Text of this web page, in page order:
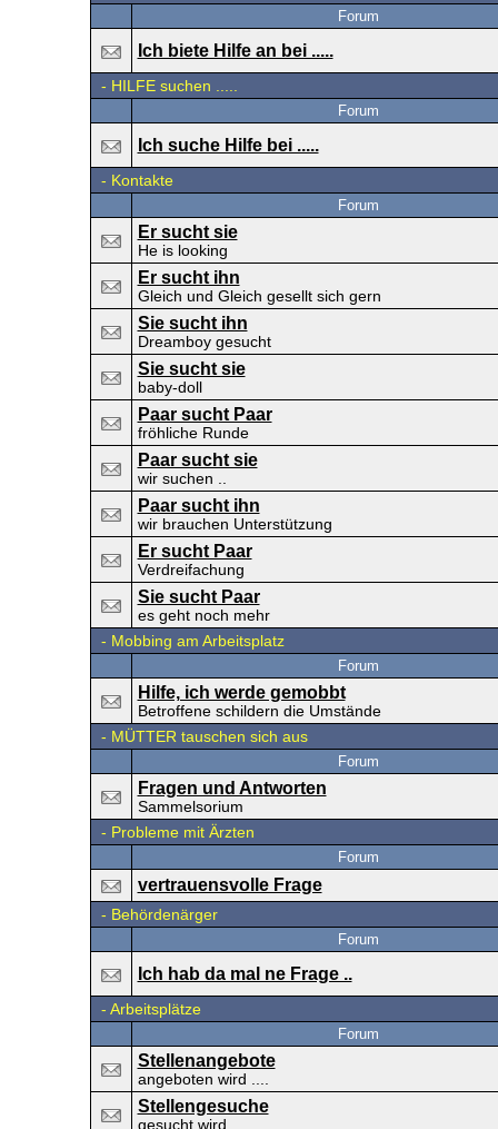
Forum
Ich biete Hilfe an bei .....
- HILFE suchen .....
Forum
Ich suche Hilfe bei .....
- Kontakte
Forum
Er sucht sie
He is looking
Er sucht ihn
Gleich und Gleich gesellt sich gern
Sie sucht ihn
Dreamboy gesucht
Sie sucht sie
baby-doll
Paar sucht Paar
fröhliche Runde
Paar sucht sie
wir suchen ..
Paar sucht ihn
wir brauchen Unterstützung
Er sucht Paar
Verdreifachung
Sie sucht Paar
es geht noch mehr
- Mobbing am Arbeitsplatz
Forum
Hilfe, ich werde gemobbt
Betroffene schildern die Umstände
- MÜTTER tauschen sich aus
Forum
Fragen und Antworten
Sammelsorium
- Probleme mit Ärzten
Forum
vertrauensvolle Frage
- Behördenärger
Forum
Ich hab da mal ne Frage ..
- Arbeitsplätze
Forum
Stellenangebote
angeboten wird ....
Stellengesuche
gesucht wird .....